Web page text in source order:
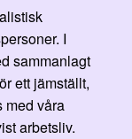
I
sammanlagt
ett jämställt,
med våra
arbetsliv.